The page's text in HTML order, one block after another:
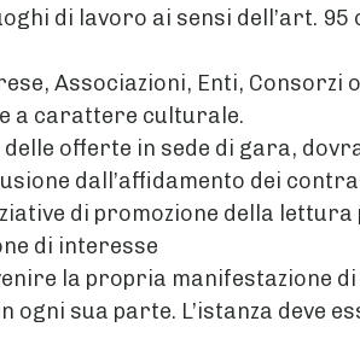
di lavoro ai sensi dell’art. 95
Associazioni, Enti,
a carattere culturale.
offerte in sede di gara,
dall’affidamento dei
di promozione della lettura
di interesse
la propria manifestazione
ogni sua parte. L’istanza